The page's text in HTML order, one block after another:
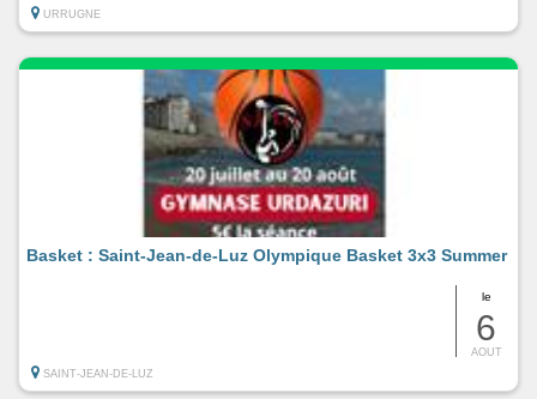
URRUGNE
le
6
AOUT
Basket : Saint-Jean-de-Luz Olympique Basket 3x3 Summer
SAINT-JEAN-DE-LUZ